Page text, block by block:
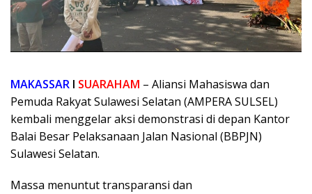
MAKASSAR I SUARAHAM – Aliansi Mahasiswa dan
Pemuda Rakyat Sulawesi Selatan (AMPERA SULSEL)
kembali menggelar aksi demonstrasi di depan Kantor
Balai Besar Pelaksanaan Jalan Nasional (BBPJN)
Sulawesi Selatan.
Massa menuntut transparansi dan